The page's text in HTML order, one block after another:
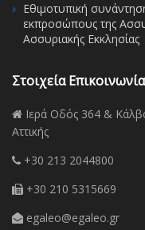
Εθιμοτυπική
εκπροσώπους της
Ασσυριακής Εκκλησίας
Στοιχεία
Ιερά Οδός 364 &
Αττικής
+30 213 2044800
+30 210 5315669
egaleo@egaleo.gr